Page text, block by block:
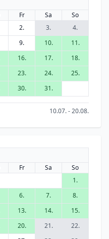
Fr Sa
So
2. 3.
4.
9. 10.
11.
16. 17.
18.
23. 24.
25.
30. 31.
10.07. - 20.08.
Fr Sa
So
1.
6. 7.
8.
13. 14.
15.
20. 21.
22.